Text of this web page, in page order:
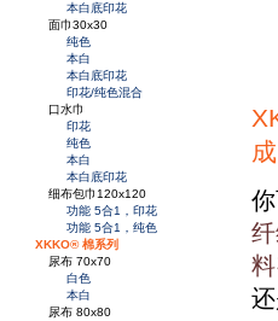
本白底印花
面巾30x30
纯色
本白
本白底印花
印花/纯色混合
口水巾
印花
纯色
本白
本白底印花
细布包巾120x120
功能 5合1，印花
功能 5合1，纯色
XKKO® 棉系列
尿布 70x70
白色
本白
尿布 80x80
成